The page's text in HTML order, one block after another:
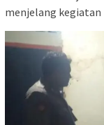
menjelang kegiatan